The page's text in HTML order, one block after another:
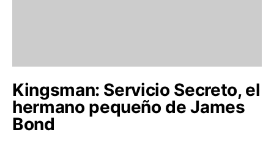
Kingsman: Servicio Secreto, el
hermano pequeño de James
Bond